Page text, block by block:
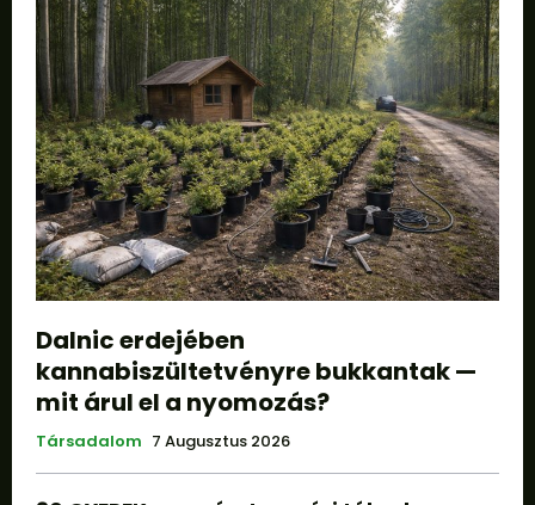
Dalnic erdejében
kannabiszültetvényre bukkantak —
mit árul el a nyomozás?
Társadalom 7 Augusztus 2026